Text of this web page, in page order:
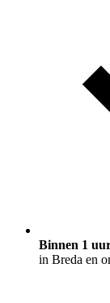
Binnen 1
in Breda en